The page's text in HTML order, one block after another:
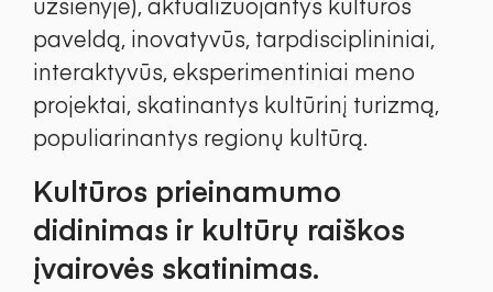
paveldą, inovatyvūs, tarpdisciplininiai,
interaktyvūs, eksperimentiniai meno
projektai, skatinantys kultūrinį turizmą,
populiarinantys regionų kultūrą.
Kultūros prieinamumo
didinimas ir kultūrų raiškos
įvairovės skatinimas.